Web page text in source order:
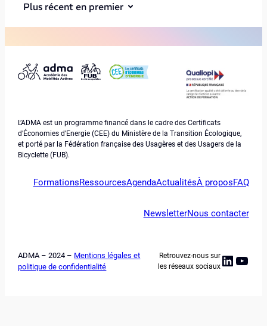
Plus récent en premier
L’ADMA est un programme financé dans le cadre des Certificats
d’Économies d’Energie (CEE) du Ministère de la Transition Écologique,
et porté par la Fédération française des Usagères et des Usagers de la
Bicyclette (FUB).
FormationsRessourcesAgendaActualitésÀ proposFAQ
NewsletterNous contacter
ADMA – 2024 – Mentions légales et
politique de confidentialité
Retrouvez-nous sur
les réseaux sociaux